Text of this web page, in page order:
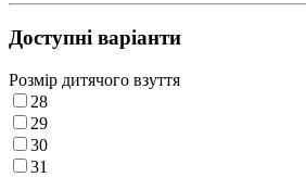
Доступні варіанти
Розмір дитячого взуття
28
29
30
31